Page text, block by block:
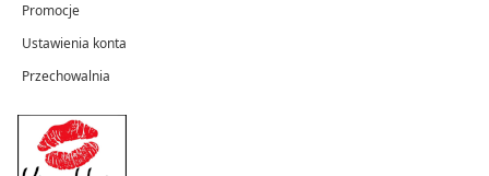
Promocje
Ustawienia konta
Przechowalnia